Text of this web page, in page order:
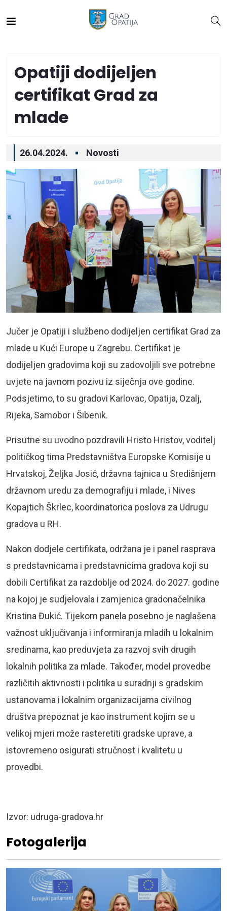
Opatiji dodijeljen
certifikat Grad za
mlade
26.04.2024. Novosti
Jučer je Opatiji i službeno dodijeljen certifikat Grad za
mlade u Kući Europe u Zagrebu. Certifikat je
dodijeljen gradovima koji su zadovoljili sve potrebne
uvjete na javnom pozivu iz siječnja ove godine.
Podsjetimo, to su gradovi Karlovac, Opatija, Ozalj,
Rijeka, Samobor i Šibenik.
Prisutne su uvodno pozdravili Hristo Hristov, voditelj
političkog tima Predstavništva Europske Komisije u
Hrvatskoj, Željka Josić, državna tajnica u Središnjem
državnom uredu za demografiju i mlade, i Nives
Kopajtich Škrlec, koordinatorica poslova za Udrugu
gradova u RH.
Nakon dodjele certifikata, održana je i panel rasprava
s predstavnicama i predstavnicima gradova koji su
dobili Certifikat za razdoblje od 2024. do 2027. godine
na kojoj je sudjelovala i zamjenica gradonačelnika
Kristina Đukić. Tijekom panela posebno je naglašena
važnost uključivanja i informiranja mladih u lokalnim
sredinama, kao preduvjeta za razvoj svih drugih
lokalnih politika za mlade. Također, model provedbe
različitih aktivnosti i politika u suradnji s gradskim
ustanovama i lokalnim organizacijama civilnog
društva prepoznat je kao instrument kojim se u
velikoj mjeri može rasteretiti gradske uprave, a
istovremeno osigurati stručnost i kvalitetu u
provedbi.
Izvor: udruga-gradova.hr
Fotogalerija